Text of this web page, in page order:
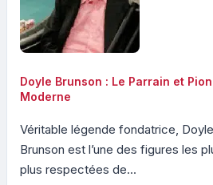
Doyle Brunson : Le Parrain et
Moderne
Véritable légende fondatrice,
Brunson est l’une des figures les
plus respectées de...